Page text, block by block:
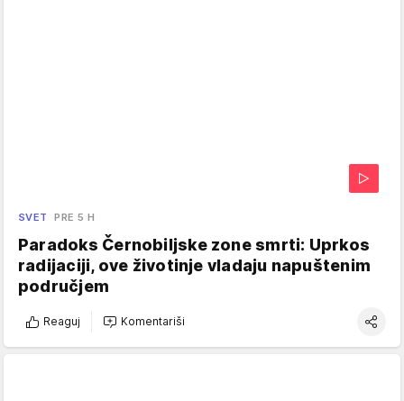
SVET PRE 5 H
Paradoks Černobiljske zone smrti: Uprkos
radijaciji, ove životinje vladaju napuštenim
područjem
Reaguj Komentariši